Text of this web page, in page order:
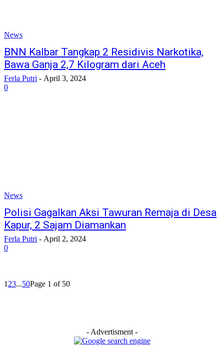
News
BNN Kalbar Tangkap 2 Residivis Narkotika,
Bawa Ganja 2,7 Kilogram dari Aceh
Ferla Putri - April 3, 2024
0
News
Polisi Gagalkan Aksi Tawuran Remaja di Desa
Kapur, 2 Sajam Diamankan
Ferla Putri - April 2, 2024
0
1 23...50Page 1 of 50
- Advertisment -